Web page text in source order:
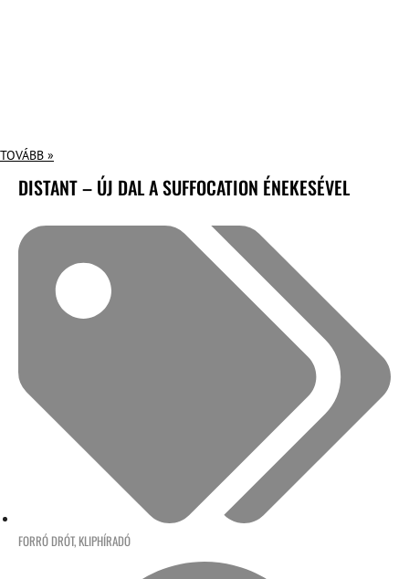
TOVÁBB »
DISTANT – ÚJ DAL A SUFFOCATION ÉNEKESÉVEL
FORRÓ DRÓT, KLIPHÍRADÓ